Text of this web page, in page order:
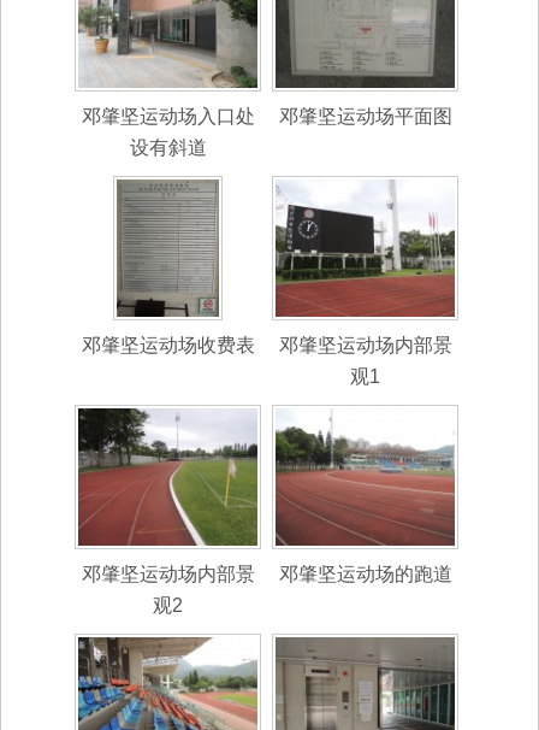
邓肇坚运动场入口处
设有斜道
邓肇坚运动场平面图
邓肇坚运动场收费表
邓肇坚运动场内部景
观1
邓肇坚运动场内部景
观2
邓肇坚运动场的跑道